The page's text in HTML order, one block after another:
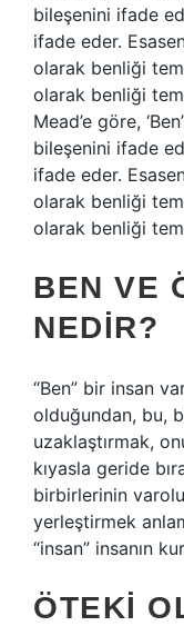
bileşenini ifade
ifade eder.
olarak benliği
olarak benliği
Mead’e göre,
bileşenini ifade
ifade eder.
olarak benliği
olarak benliği
BEN VE
NEDIR?
“Ben” bir insan
olduğundan, bu,
uzaklaştırmak,
kıyasla geride
birbirlerinin
yerleştirmek
“insan” insanın
ÖTEKI